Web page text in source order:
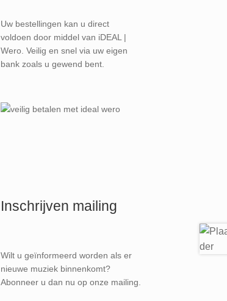
Uw bestellingen kan u direct
voldoen door middel van iDEAL |
Wero. Veilig en snel via uw eigen
bank zoals u gewend bent.
Inschrijven mailing
Wilt u geïnformeerd worden als er
nieuwe muziek binnenkomt?
Abonneer u dan nu op onze mailing.